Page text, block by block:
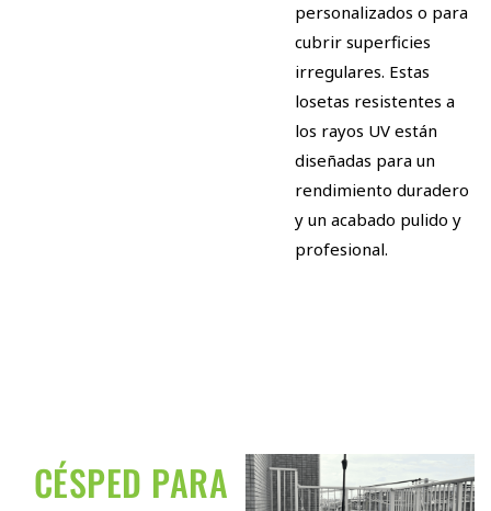
personalizados o para
cubrir superficies
irregulares. Estas
losetas resistentes a
los rayos UV están
diseñadas para un
rendimiento duradero
y un acabado pulido y
profesional.
CÉSPED PARA